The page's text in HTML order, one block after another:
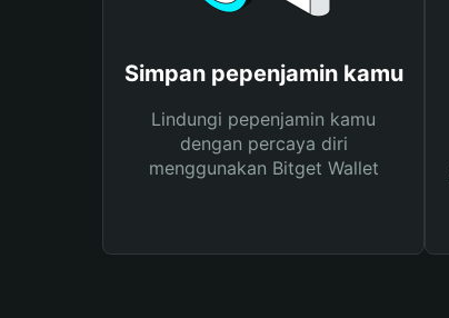
Simpan pepenjamin kamu
Lindungi pepenjamin kamu
dengan percaya diri
menggunakan Bitget Wallet